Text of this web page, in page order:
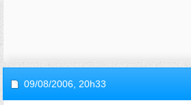
09/08/2006, 20h33